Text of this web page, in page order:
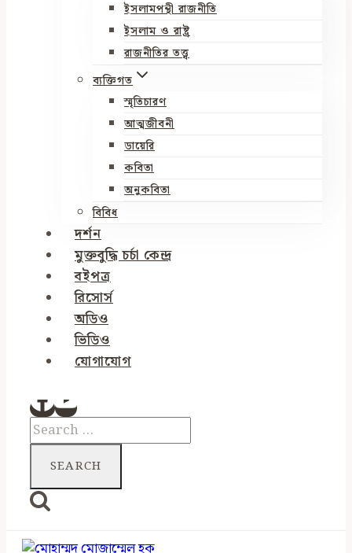
ইসলামপন্থী রাজনীতি
ইসলাম ও রাষ্ট্র
রাজনীতির তত্ত্ব
ব্যক্তিগত
স্মৃতিচারণ
আত্মজীবনী
ডায়েরি
কবিতা
অনুকবিতা
বিবিধ
দর্শন
মুক্তবুদ্ধি চর্চা কেন্দ্র
বইপত্র
রিসোর্স
অডিও
ভিডিও
যোগাযোগ
Search
for: